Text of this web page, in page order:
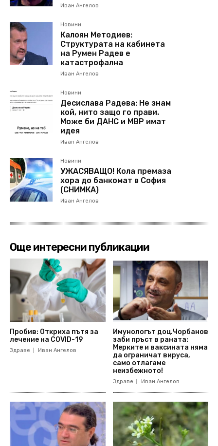
Иван Ангелов
Новини
Калоян Методиев:
Структурата на кабинета
на Румен Радев е
катастрофална
Иван Ангелов
Новини
Десислава Радева: Не знам
кой, нито защо го прави.
Може би ДАНС и МВР имат
идея
Иван Ангелов
Новини
УЖАСЯВАЩО! Кола премаза
хора до банкомат в София
(СНИМКА)
Иван Ангелов
Още интересни публикации
Пробив: Откриха пътя за
лечение на COVID-19
Здраве Иван Ангелов
Имунологът доц.Чорбанов
заби пръст в раната:
Мерките и ваксината няма
да ограничат вируса,
само отлагаме
неизбежното!
Здраве Иван Ангелов